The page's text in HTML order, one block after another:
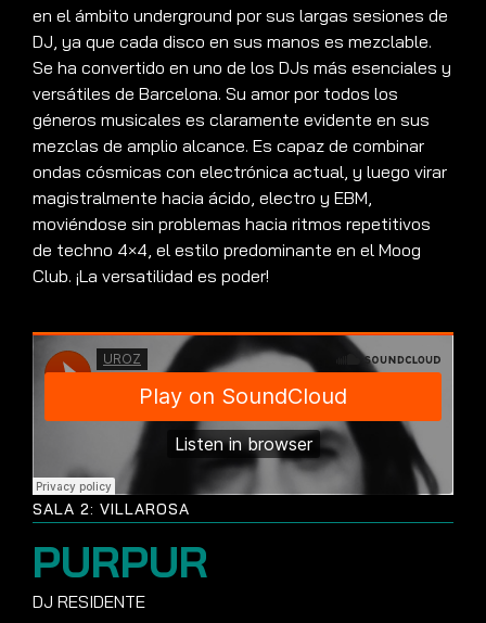
en el ámbito underground por sus largas sesiones de
DJ, ya que cada disco en sus manos es mezclable.
Se ha convertido en uno de los DJs más esenciales y
versátiles de Barcelona. Su amor por todos los
géneros musicales es claramente evidente en sus
mezclas de amplio alcance. Es capaz de combinar
ondas cósmicas con electrónica actual, y luego virar
magistralmente hacia ácido, electro y EBM,
moviéndose sin problemas hacia ritmos repetitivos
de techno 4×4, el estilo predominante en el Moog
Club. ¡La versatilidad es poder!
SALA 2: VILLAROSA
PURPUR